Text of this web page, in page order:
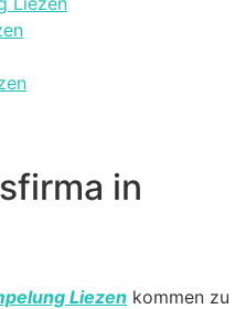
in
Liezen kommen zu